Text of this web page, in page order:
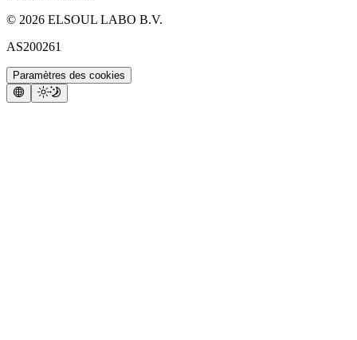
© 2026 ELSOUL LABO B.V.
AS200261
Paramètres des cookies